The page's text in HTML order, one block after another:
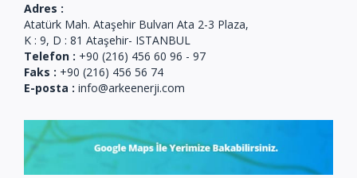
Adres :
Atatürk Mah. Ataşehir Bulvarı Ata 2-3 Plaza,
K : 9, D : 81 Ataşehir- ISTANBUL
Telefon : +90 (216) 456 60 96 - 97
Faks : +90 (216) 456 56 74
E-posta : info@arkeenerji.com